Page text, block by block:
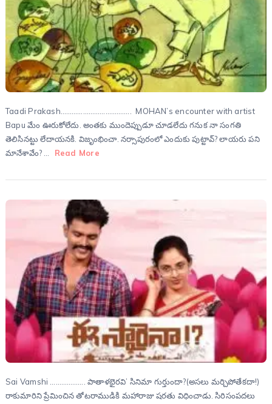
Taadi Prakash……………………………….. MOHAN’s encounter with artist
Bapu మేం ఊరుకోలేదు. అంతకు ముందెప్పుడూ చూడలేదు గనుక నా సంగతి
తెలిసినట్టు లేదాయనకి. విజృంభించా. నర్సాపురంలో ఎందుకు పుట్టావ్? లాయరు పని
మానేశావేం? …
Read More
Sai Vamshi ………………. పాతాళభైరవి’ సినిమా గుర్తుందా?(అసలు మర్చిపోతేకదా!)
రాకుమారిని ప్రేమించిన తోటరాముడికి మహారాజు షరతు విధించాడు. సిరిసంపదలు